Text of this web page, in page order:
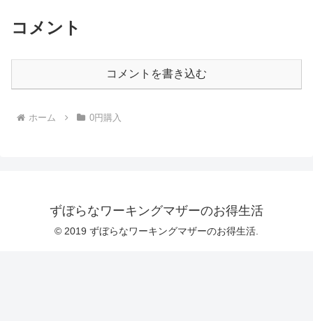
コメント
コメントを書き込む
ホーム 0円購入
ずぼらなワーキングマザーのお得生活
© 2019 ずぼらなワーキングマザーのお得生活.